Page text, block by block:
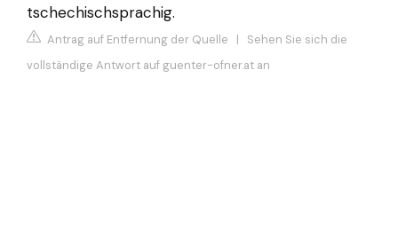
tschechischsprachig.
Antrag auf Entfernung der Quelle | Sehen Sie sich die
vollständige Antwort auf guenter-ofner.at an